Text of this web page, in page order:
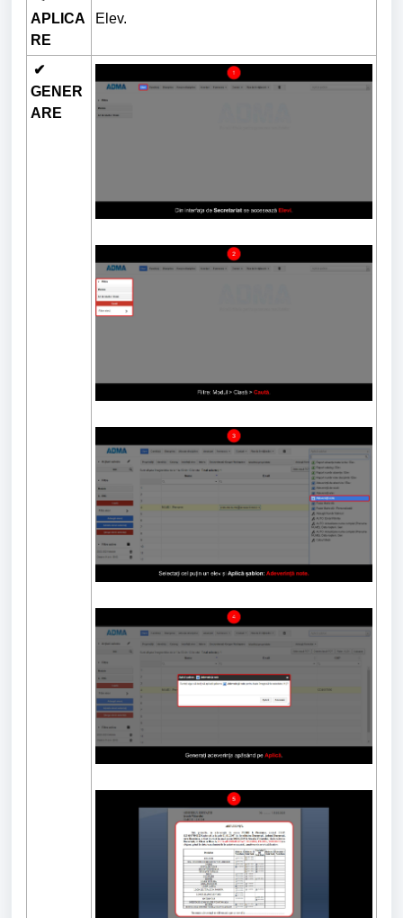
APLICA
RE
Elev.
✔
GENER
ARE